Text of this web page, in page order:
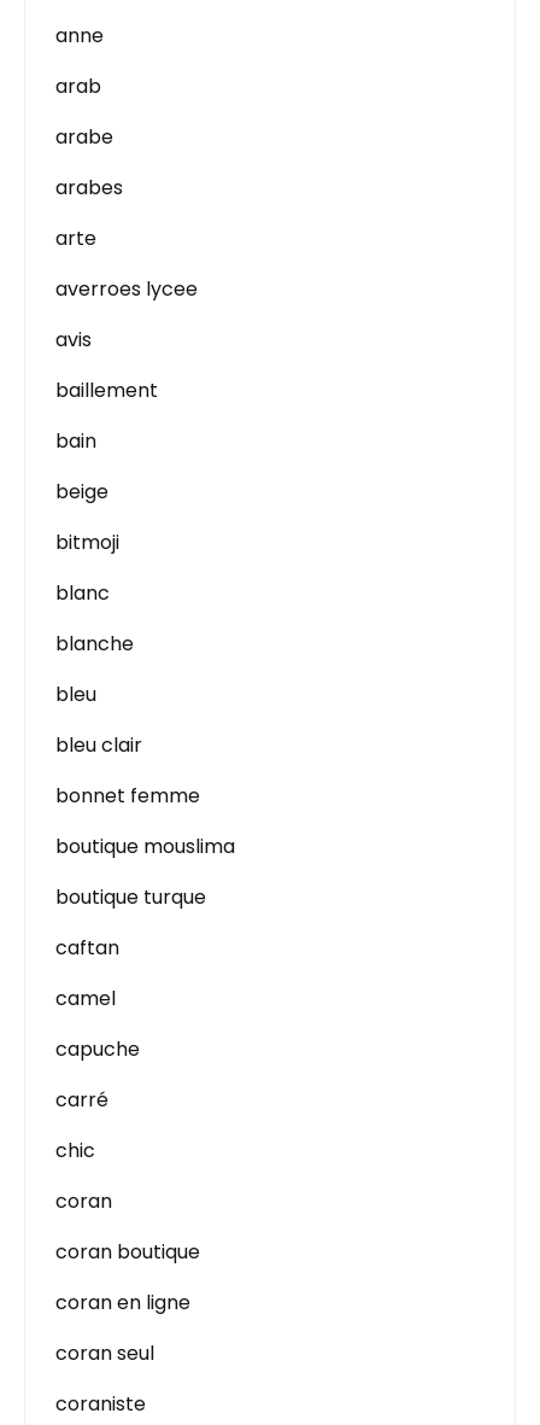
anne
arab
arabe
arabes
arte
averroes lycee
avis
baillement
bain
beige
bitmoji
blanc
blanche
bleu
bleu clair
bonnet femme
boutique mouslima
boutique turque
caftan
camel
capuche
carré
chic
coran
coran boutique
coran en ligne
coran seul
coraniste